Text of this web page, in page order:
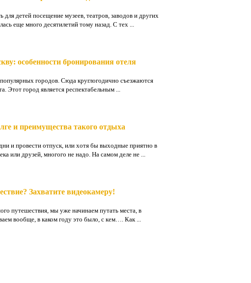
для детей посещение музеев, театров, заводов и других
еще много десятилетий тому назад. С тех ...
особенности бронирования отеля
городов. Сюда круглогодично съезжаются
Этот город является респектабельным ...
и преимущества такого отдыха
и провести отпуск, или хотя бы выходные приятно в
или друзей, многого не надо. На самом деле не ...
Захватите видеокамеру!
путешествия, мы уже начинаем путать места, в
вообще, в каком году это было, с кем…. Как ...